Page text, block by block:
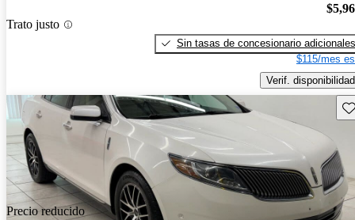
Trato justo
Sin tasas de concesionario adicionales
$115/mes
Verif. disponibilidad
Precio reducido